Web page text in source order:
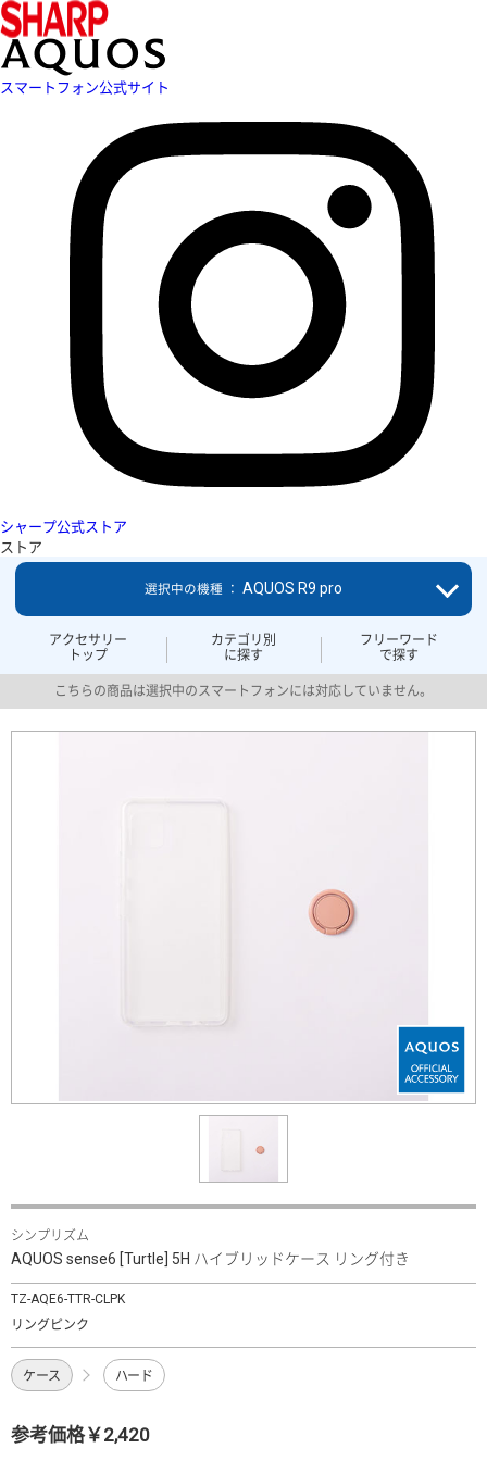
スマートフォン公式サイト
シャープ公式ストア
ストア
アクセサリー
トップ
カテゴリ別
に探す
フリーワード
で探す
選択中の機種 ： AQUOS R9 pro
こちらの商品は選択中のスマートフォンには対応していません。
シンプリズム
AQUOS sense6 [Turtle] 5H ハイブリッドケース リング付き
TZ-AQE6-TTR-CLPK
リングピンク
ケース ハード
参考価格￥2,420